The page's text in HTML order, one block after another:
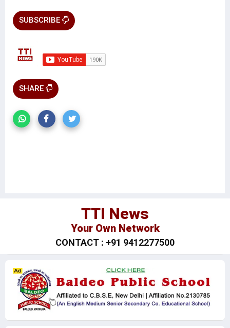
SUBSCRIBE
SHARE
TTI News
Your Own Network
CONTACT : +91 9412277500